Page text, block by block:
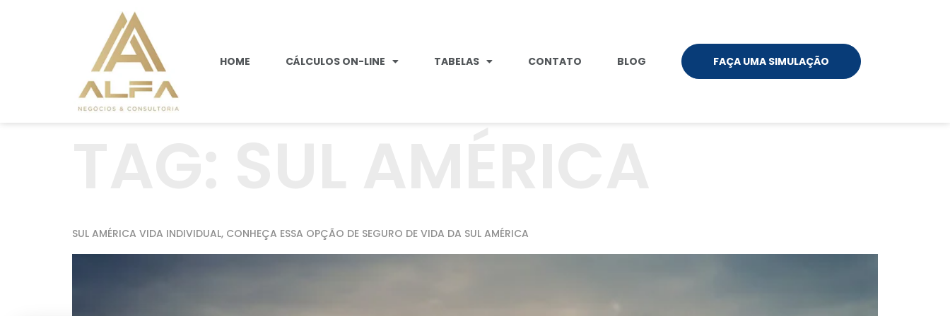
HOME CÁLCULOS ON-LINE TABELAS CONTATO BLOG FAÇA UMA SIMULAÇÃO
SUL AMÉRICA VIDA INDIVIDUAL, CONHEÇA ESSA OPÇÃO DE SEGURO DE VIDA DA SUL AMÉRICA